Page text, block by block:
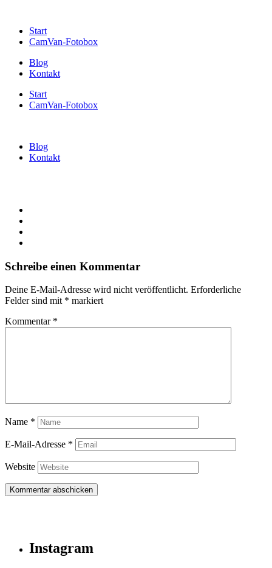
Start
CamVan-Fotobox
Blog
Kontakt
Start
CamVan-Fotobox
Blog
Kontakt
Schreibe einen Kommentar
Deine E-Mail-Adresse wird nicht veröffentlicht. Erforderliche
Felder sind mit * markiert
Kommentar *
Name *
E-Mail-Adresse *
Website
Instagram